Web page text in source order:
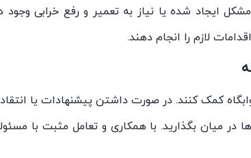
ایجاد شده یا نیاز به تعمیر و رفع خرابی وجود
لازم را انجام دهند.
کمک کنند. در صورت داشتن پیشنهادات یا
در میان بگذارید. با همکاری و تعامل مثبت با